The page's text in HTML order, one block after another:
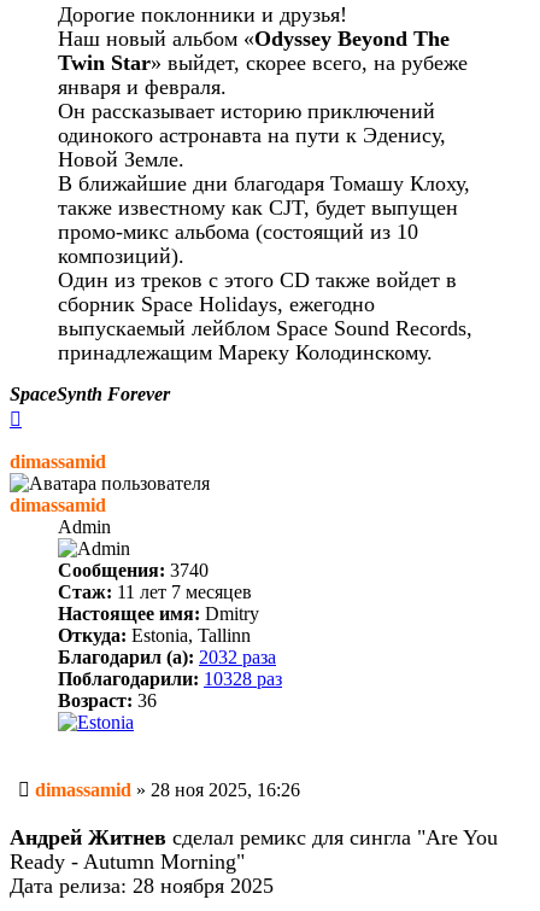
Дорогие поклонники и друзья!
Наш новый альбом «Odyssey Beyond The
Twin Star» выйдет, скорее всего, на рубеже
января и февраля.
Он рассказывает историю приключений
одинокого астронавта на пути к Эденису,
Новой Земле.
В ближайшие дни благодаря Томашу Клоху,
также известному как CJT, будет выпущен
промо-микс альбома (состоящий из 10
композиций).
Один из треков с этого CD также войдет в
сборник Space Holidays, ежегодно
выпускаемый лейблом Space Sound Records,
принадлежащим Мареку Колодинскому.
SpaceSynth Forever
началу
dimassamid
dimassamid
Admin
Сообщения: 3740
Стаж: 11 лет 7 месяцев
Настоящее имя: Dmitry
Откуда: Estonia, Tallinn
Благодарил (а): 2032 раза
Поблагодарили: 10328 раз
Возраст: 36
Сообщение
dimassamid » 28 ноя 2025, 16:26
Андрей Житнев сделал ремикс для сингла "Are You
Ready - Autumn Morning"
Дата релиза: 28 ноября 2025